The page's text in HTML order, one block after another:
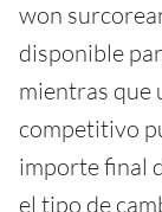
won
disponible
mientras que
competitivo
importe final
el tipo de